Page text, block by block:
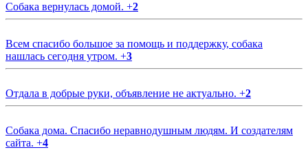
Собака вернулась домой. +2
Всем спасибо большое за помощь и поддержку, собака
нашлась сегодня утром. +3
Отдала в добрые руки, объявление не актуально. +2
Собака дома. Спасибо неравнодушным людям. И создателям
сайта. +4